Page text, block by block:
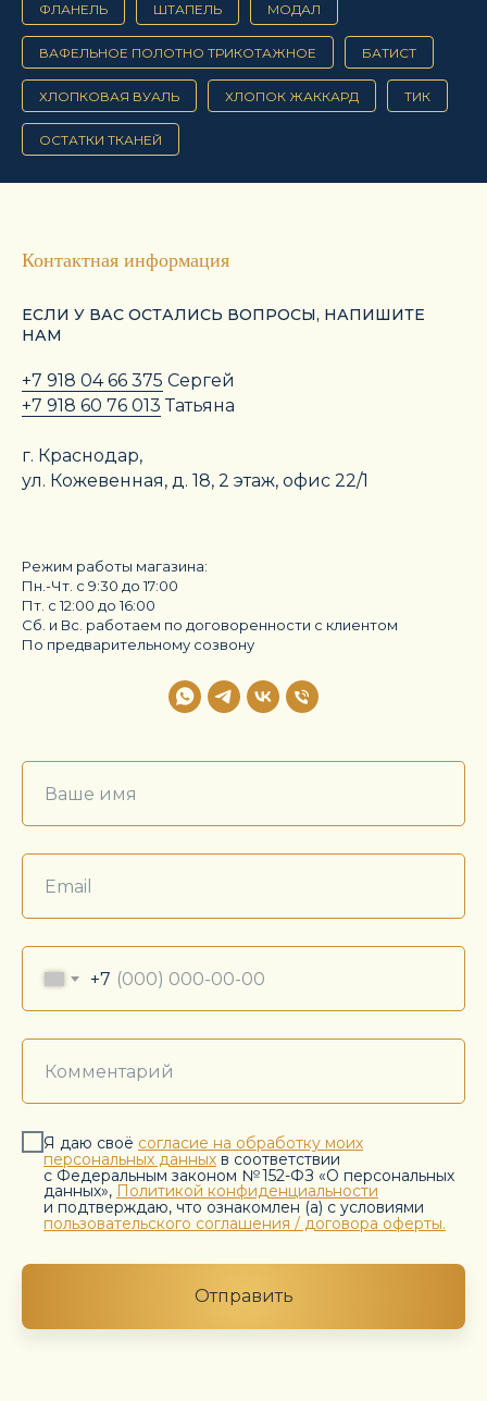
ФЛАНЕЛЬ ШТАПЕЛЬ МОДАЛ
ВАФЕЛЬНОЕ ПОЛОТНО ТРИКОТАЖНОЕ БАТИСТ
ХЛОПКОВАЯ ВУАЛЬ ХЛОПОК ЖАККАРД ТИК
ОСТАТКИ ТКАНЕЙ
Контактная информация
ЕСЛИ У ВАС ОСТАЛИСЬ ВОПРОСЫ, НАПИШИТЕ
НАМ
+7 918 04 66 375 Сергей
+7 918 60 76 013 Татьяна
г. Краснодар,
ул. Кожевенная, д. 18, 2 этаж, офис 22/1
Режим работы магазина:
Пн.-Чт. с 9:30 до 17:00
Пт. с 12:00 до 16:00
Сб. и Вс. работаем по договоренности с клиентом
По предварительному созвону
+7
Я даю своё согласие на обработку моих
персональных данных в соответствии
с Федеральным законом № 152-ФЗ «О персональных
данных», Политикой конфиденциальности
и подтверждаю, что ознакомлен (а) с условиями
пользовательского соглашения / договора оферты.
Отправить